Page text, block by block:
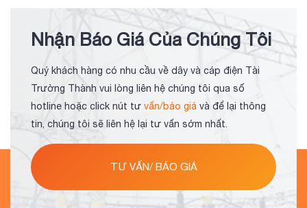
Nhận Báo Giá Của Chúng Tôi
Quý khách hàng có nhu cầu về dây và cáp điện Tài
Trường Thành vui lòng liên hệ chúng tôi qua số
hotline hoặc click nút tư vấn/báo giá và để lại thông
tin, chúng tôi sẽ liên hệ lại tư vấn sớm nhất.
TƯ VẤN/ BÁO GIÁ